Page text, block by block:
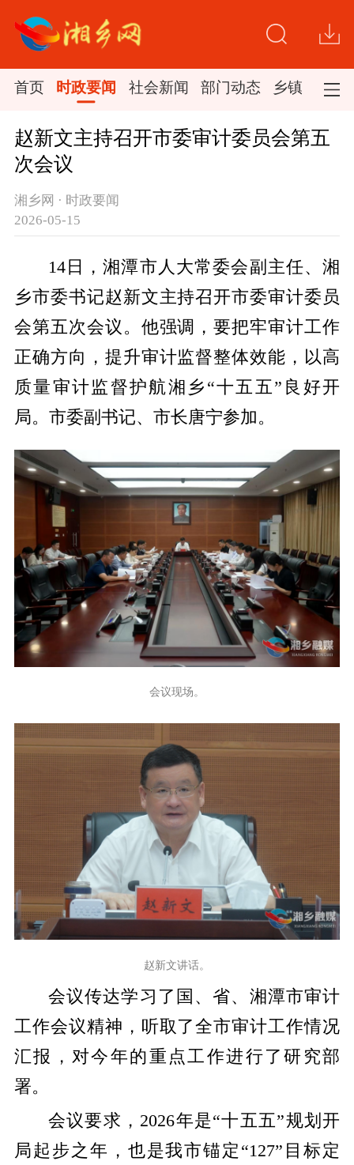
首页 时政要闻 社会新闻 部门动态 乡镇新闻
赵新文主持召开市委审计委员会第五
次会议
湘乡网 · 时政要闻
2026-05-15
14日，湘潭市人大常委会副主任、湘
乡市委书记赵新文主持召开市委审计委员
会第五次会议。他强调，要把牢审计工作
正确方向， 提升审计监督整体效能，以高
质量审计监督护航湘乡“十五五”良好开
局。市委副书记、市长唐宁参加。
会议现场。
赵新文讲话。
会议传达学习了国、省、湘潭市审计
工作会议精神，听取了全市审计工作情况
汇报，对今年的重点工作进行了研究部
署。
会议要求，2026年是“十五五”规划开
局起步之年，也是我市锚定“127”目标定